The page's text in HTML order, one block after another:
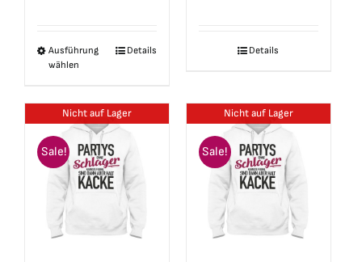
34,99 €10,00 €.
Ausführung
wählen
Dieses
mehrere
Varianten
auf.
Die
Optionen
können
Details
34,99 €
Details
Nicht auf Lager
Sale!
Nicht auf Lager
Sale!